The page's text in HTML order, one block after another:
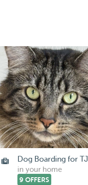
Dog Boarding for TJ
in your home
9 OFFERS